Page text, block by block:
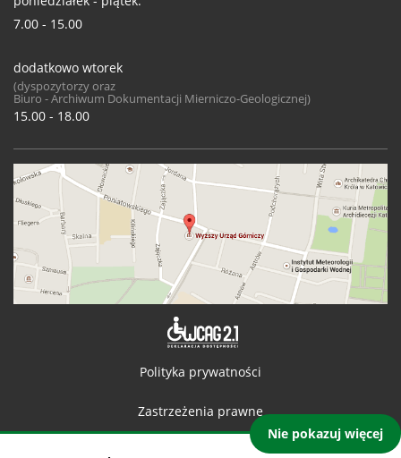
Nie pokazuj więcej
7.00 - 15.00
dodatkowo wtorek
(dyspozytorzy oraz
Biuro - Archiwum Dokumentacji Mierniczo-Geologicznej)
15.00 - 18.00
Polityka prywatności
Zastrzeżenia prawne